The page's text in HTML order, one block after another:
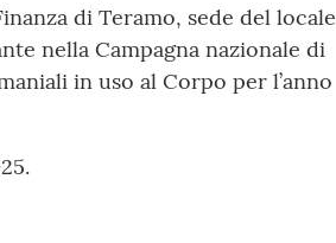
di Teramo, sede del locale
nella Campagna nazionale di
in uso al Corpo per l’anno